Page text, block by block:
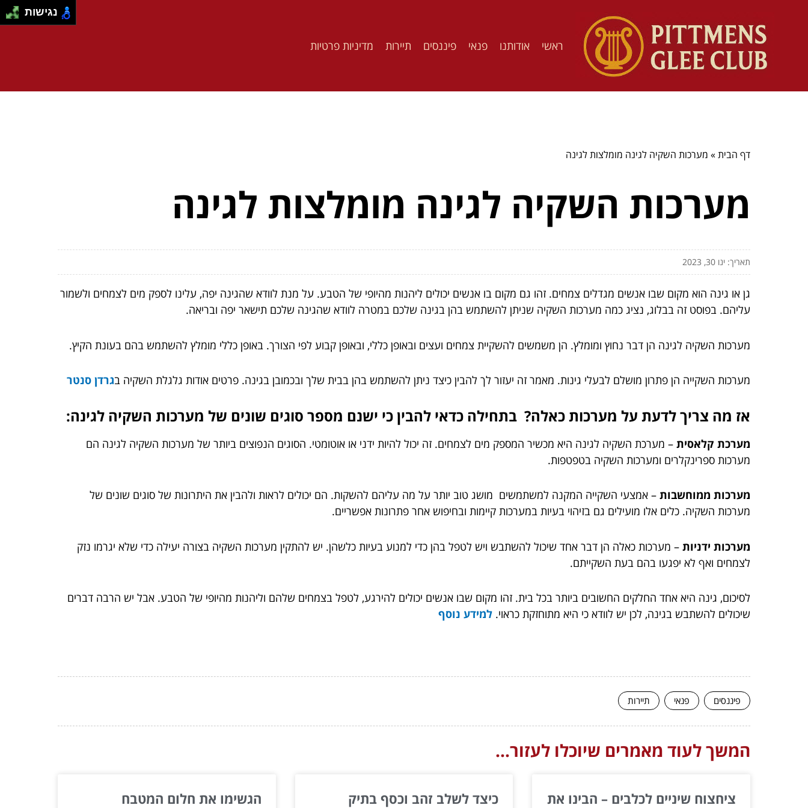
ראשי אודותנו פנאי פיננסים תיירות מדיניות פרטיות
דף הבית» מערכות השקיה לגינה מומלצות לגינה
מערכות השקיה לגינה מומלצות לגינה
תאריך: ינו 30, 2023
גן או גינה הוא מקום שבו אנשים מגדלים צמחים. זהו גם מקום בו אנשים יכולים ליהנות מהיופי של הטבע. על מנת לוודא שהגינה יפה, עלינו לספק מים לצמחים ולשמור
עליהם. בפוסט זה בבלוג, נציג כמה מערכות השקיה שניתן להשתמש בהן בגינה שלכם במטרה לוודא שהגינה שלכם תישאר יפה ובריאה.
מערכות השקיה לגינה הן דבר נחוץ ומומלץ. הן משמשים להשקיית צמחים ועצים ובאופן כללי, ובאופן קבוע לפי הצורך. באופן כללי מומלץ להשתמש בהם בעונת הקיץ.
מערכות השקייה הן פתרון מושלם לבעלי גינות. מאמר זה יעזור לך להבין כיצד ניתן להשתמש בהן בבית שלך ובכמובן בגינה. פרטים אודות גלגלת השקיה בגרדן סנטר
אז מה צריך לדעת על מערכות כאלה? בתחילה כדאי להבין כי ישנם מספר סוגים שונים של מערכות השקיה לגינה:
מערכת קלאסית – מערכת השקיה לגינה היא מכשיר המספק מים לצמחים. זה יכול להיות ידני או אוטומטי. הסוגים הנפוצים ביותר של מערכות השקיה לגינה הם
מערכות ספרינקלרים ומערכות השקיה בטפטפות.
מערכות ממוחשבות – אמצעי השקייה המקנה למשתמשים מושג טוב יותר על מה עליהם להשקות. הם יכולים לראות ולהבין את היתרונות של סוגים שונים של
מערכות השקיה. כלים אלו מועילים גם בזיהוי בעיות במערכות קיימות ובחיפוש אחר פתרונות אפשריים.
מערכות ידניות – מערכות כאלה הן דבר אחד שיכול להשתבש ויש לטפל בהן כדי למנוע בעיות כלשהן. יש להתקין מערכות השקיה בצורה יעילה כדי שלא יגרמו נזק
לצמחים ואף לא יפגעו בהם בעת השקייתם.
לסיכום, גינה היא אחד החלקים החשובים ביותר בכל בית. זהו מקום שבו אנשים יכולים להירגע, לטפל בצמחים שלהם וליהנות מהיופי של הטבע. אבל יש הרבה דברים
שיכולים להשתבש בגינה, לכן יש לוודא כי היא מתוחזקת כראוי. למידע נוסף
פיננסים פנאי תיירות
המשך לעוד מאמרים שיוכלו לעזור...
ציחצוח שיניים לכלבים – הבינו את כיצד לשלב זהב וכסף בתיק הגשימו את חלום המטבח
נגישות